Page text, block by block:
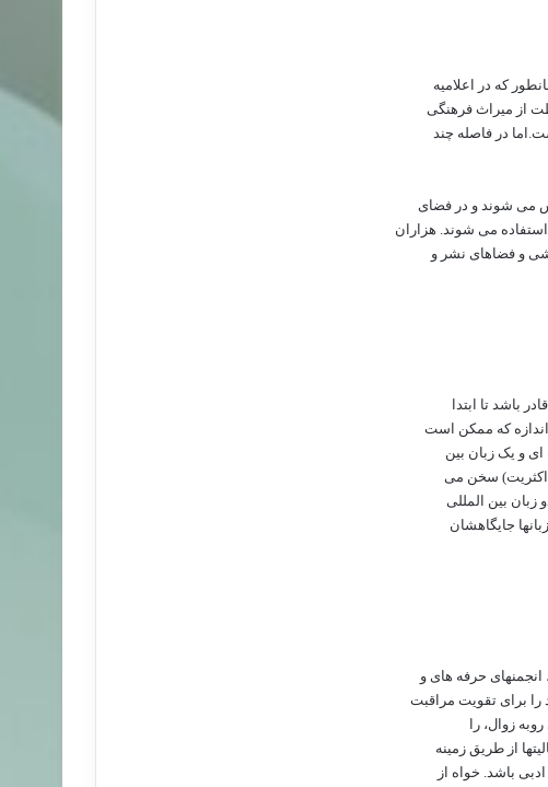
که در اعلامیه
می شوند و در فضای
استفاده می شوند. هزاران
و فضاهای نشر و
باشد تا ابتدا
اندازه که ممکن است
ای و یک زبان بین
(اکثریت) سخن می
زبان بین المللی
جایگاهشان
انجمنهای حرفه های و
را برای تقویت مراقبت
زوال، را
از طریق زمینه
باشد. خواه از